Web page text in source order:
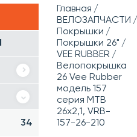
34
Главная
ВЕЛОЗАПЧАСТИ
Покрышки
Покрышки 26"
VEE RUBBER
Велопокрышка
26 Vee Rubber
модель 157
серия MTB
26x2,1, VRB-
157-26-210